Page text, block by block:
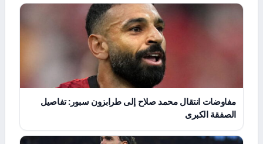
مفاوضات انتقال محمد صلاح إلى طرابزون سبور: تفاصيل
الصفقة الكبرى